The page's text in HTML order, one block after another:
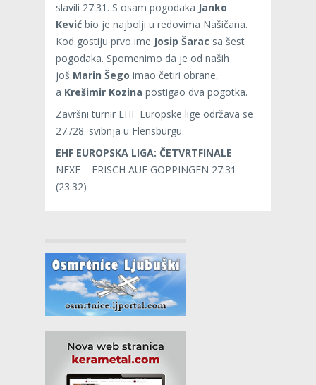
slavili 27:31. S osam pogodaka Janko
Kević bio je najbolji u redovima Našičana.
Kod gostiju prvo ime Josip Šarac sa šest
pogodaka. Spomenimo da je od naših
još Marin Šego imao četiri obrane,
a Krešimir Kozina postigao dva pogotka.
Završni turnir EHF Europske lige održava se
27./28. svibnja u Flensburgu.
EHF EUROPSKA LIGA: ČETVRTFINALE
NEXE – FRISCH AUF GOPPINGEN 27:31
(23:32)